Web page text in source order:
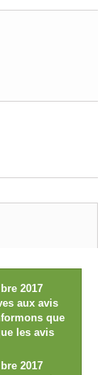
2017
aux avis
que
les avis
2017